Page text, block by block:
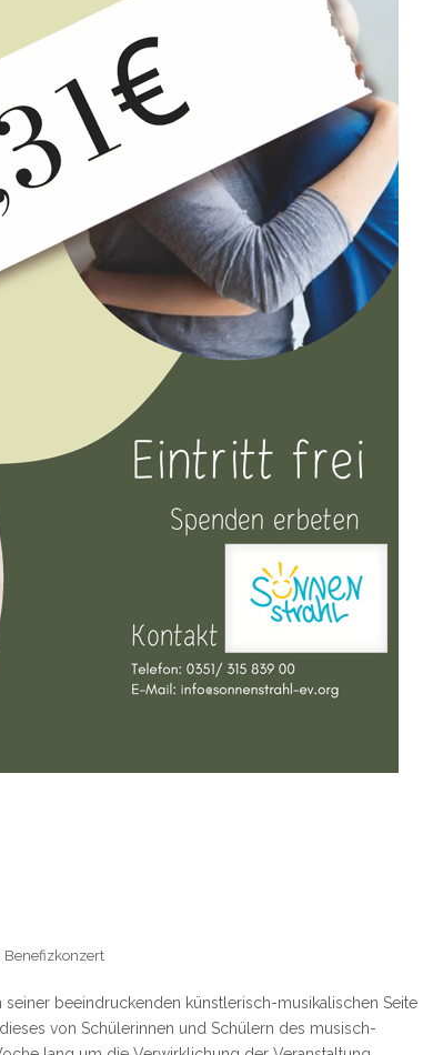
Benefizkonzert
beeindruckenden künstlerisch-musikalischen Seite
von Schülerinnen und Schülern des musisch-